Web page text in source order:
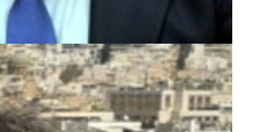
προστασία –
πραγματική υπηρεσία